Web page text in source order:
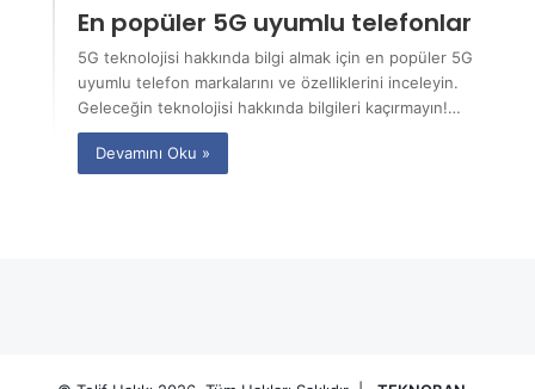
En popüler 5G uyumlu telefonlar
5G teknolojisi hakkında bilgi almak için en popüler 5G
uyumlu telefon markalarını ve özelliklerini inceleyin.
Geleceğin teknolojisi hakkında bilgileri kaçırmayın!…
Devamını Oku »